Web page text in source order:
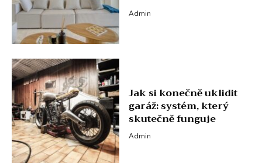
Admin
Jak si konečně uklidit
garáž: systém, který
skutečně funguje
Admin